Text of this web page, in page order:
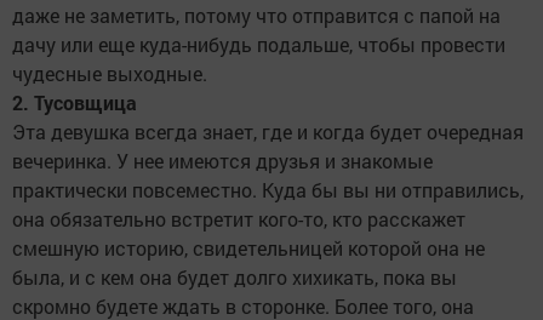
даже не заметить, потому что отправится с папой на
дачу или еще куда-нибудь подальше, чтобы провести
чудесные выходные.
2. Тусовщица
Эта девушка всегда знает, где и когда будет очередная
вечеринка. У нее имеются друзья и знакомые
практически повсеместно. Куда бы вы ни отправились,
она обязательно встретит кого-то, кто расскажет
смешную историю, свидетельницей которой она не
была, и с кем она будет долго хихикать, пока вы
скромно будете ждать в сторонке. Более того, она